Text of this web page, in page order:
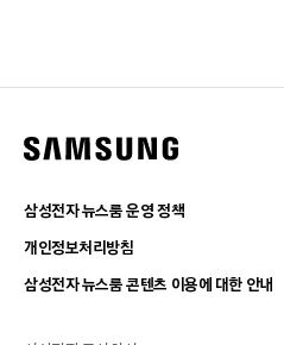
삼성전자 뉴스룸 운영 정책
개인정보처리방침
삼성전자 뉴스룸 콘텐츠 이용에 대한 안내